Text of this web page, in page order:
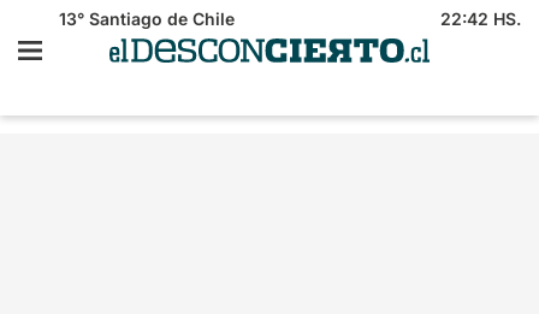
13° Santiago de Chile 22:42 HS.